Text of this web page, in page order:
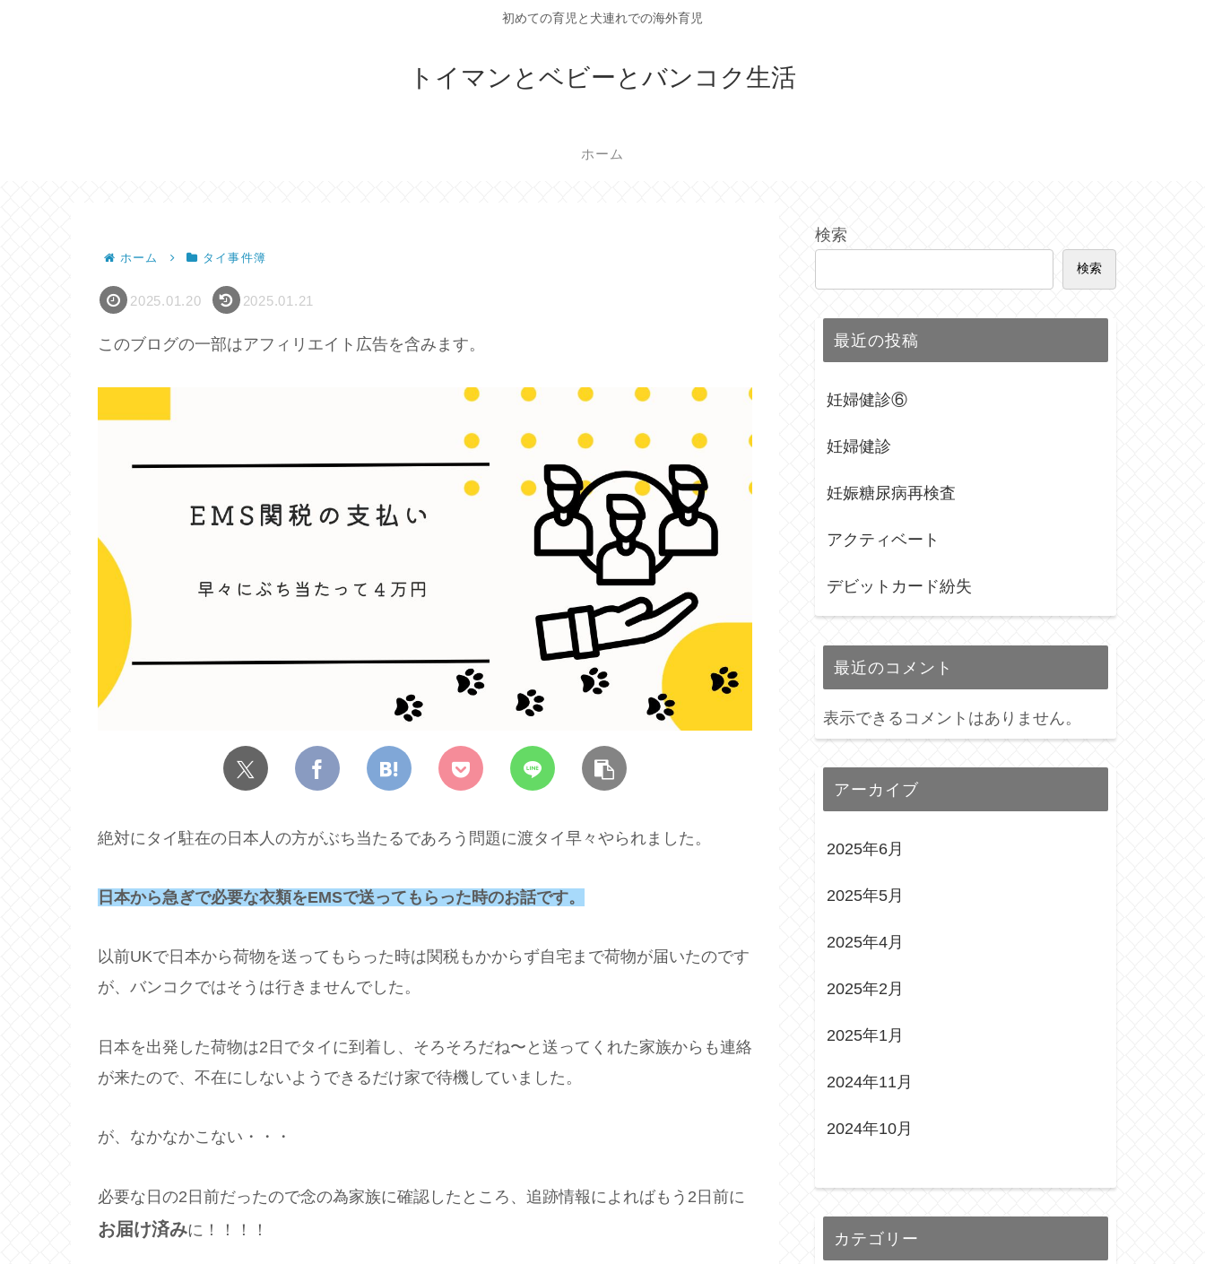
初めての育児と犬連れでの海外育児
トイマンとベビーとバンコク生活
ホーム
ホーム タイ事件簿
2025.01.20 2025.01.21
このブログの一部はアフィリエイト広告を含みます。
絶対にタイ駐在の日本人の方がぶち当たるであろう問題に渡タイ早々やられました。
日本から急ぎで必要な衣類をEMSで送ってもらった時のお話です。
以前UKで日本から荷物を送ってもらった時は関税もかからず自宅まで荷物が届いたのです
が、バンコクではそうは行きませんでした。
日本を出発した荷物は2日でタイに到着し、そろそろだね〜と送ってくれた家族からも連絡
が来たので、不在にしないようできるだけ家で待機していました。
が、なかなかこない・・・
必要な日の2日前だったので念の為家族に確認したところ、追跡情報によればもう2日前に
お届け済みに！！！！
検索
検索
最近の投稿
妊婦健診⑥
妊婦健診
妊娠糖尿病再検査
アクティベート
デビットカード紛失
最近のコメント
表示できるコメントはありません。
アーカイブ
2025年6月
2025年5月
2025年4月
2025年2月
2025年1月
2024年11月
2024年10月
カテゴリー